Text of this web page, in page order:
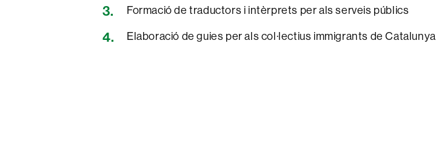
Formació de traductors i intèrprets per als serveis públics
Elaboració de guies per als col·lectius immigrants de Catalunya